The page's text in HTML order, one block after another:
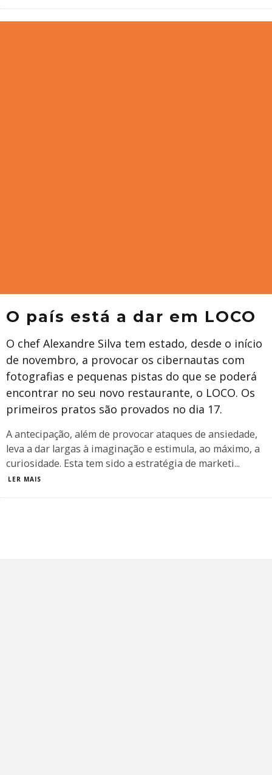
O país está a dar em LOCO
O chef Alexandre Silva tem estado, desde o início
de novembro, a provocar os cibernautas com
fotografias e pequenas pistas do que se poderá
encontrar no seu novo restaurante, o LOCO. Os
primeiros pratos são provados no dia 17.
A antecipação, além de provocar ataques de ansiedade,
leva a dar largas à imaginação e estimula, ao máximo, a
curiosidade. Esta tem sido a estratégia de marketi...
LER MAIS